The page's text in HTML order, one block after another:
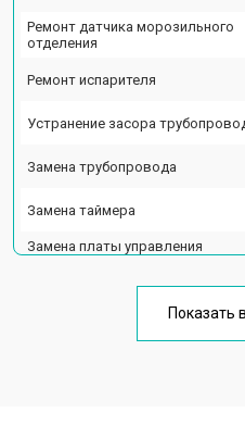
Ремонт датчика морозильного
отделения
Ремонт испарителя
Устранение засора
Замена трубопровода
Замена таймера
Замена платы управления
Ремонт/замена датчика
Замена термостата
Показать